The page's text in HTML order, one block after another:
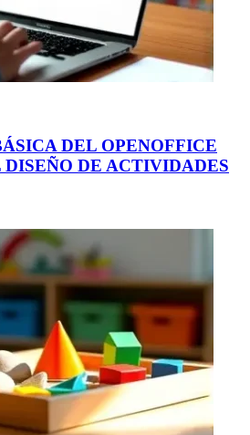
DEL OPENOFFICE
DE ACTIVIDADES